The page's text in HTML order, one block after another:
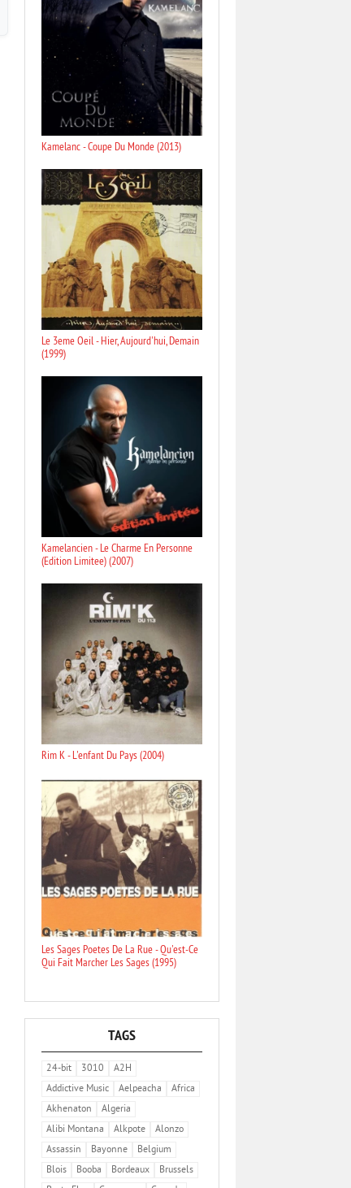
Kamelanc - Coupe Du Monde (2013)
Le 3eme Oeil - Hier, Aujourd'hui, Demain
(1999)
Kamelancien - Le Charme En Personne
(Edition Limitee) (2007)
Rim K - L'enfant Du Pays (2004)
Les Sages Poetes De La Rue - Qu'est-Ce
Qui Fait Marcher Les Sages (1995)
TAGS
24-bit 3010
A2H
Addictive Music
Aelpeacha
Africa
Akhenaton
Algeria
Alibi Montana
Alkpote
Alonzo
Assassin
Bayonne
Belgium
Blois
Booba Bordeaux
Brussels